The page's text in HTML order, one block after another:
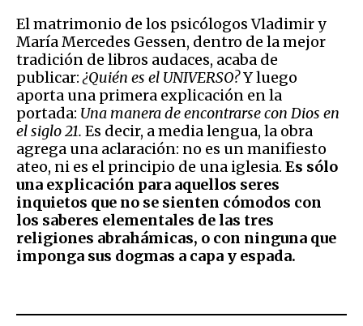
El matrimonio de los psicólogos Vladimir y
María Mercedes Gessen, dentro de la mejor
tradición de libros audaces, acaba de
publicar:¿Quién es el UNIVERSO?Y luego
aporta una primera explicación en la
portada: Una manera de encontrarse con Dios en
el siglo 21. Es decir, a media lengua, la obra
agrega una aclaración: no es un manifiesto
ateo, ni es el principio de una iglesia. Es sólo
una explicación para aquellos seres
inquietos que no se sienten cómodos con
los saberes elementales de las tres
religiones abrahámicas, o con ninguna que
imponga sus dogmas a capa y espada.